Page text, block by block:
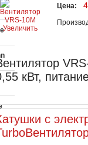
Увеличить
Цена:
кВт,
с